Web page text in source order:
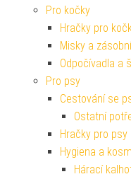
Pro kočky
Hračky pro
Misky a
Odpočívadla a
Pro psy
Cestování se
Ostatní
Hračky pro psy
Hygiena a
Hárací